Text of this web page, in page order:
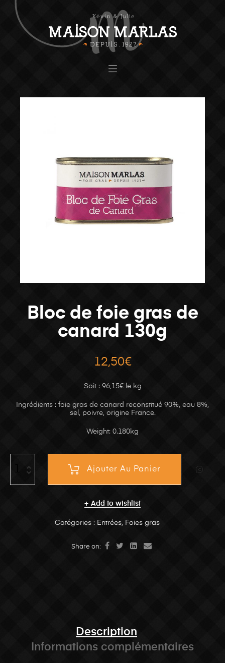
Bloc de foie gras de
canard 130g
12,50€
Soit : 96,15€ le kg
Ingrédients : foie gras de canard reconstitué 90%, eau 8%,
sel, poivre, origine France.
Weight: 0.180kg
Ajouter Au Panier
Add to wishlist
Catégories : Entrées Foies gras
Share on:
Description
Informations complémentaires